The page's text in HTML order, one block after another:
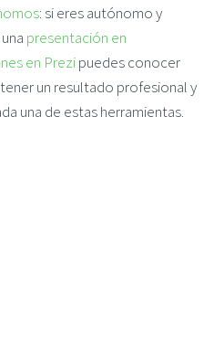
: si eres autónomo y
presentación en
en Prezipuedes conocer
un resultado profesional y
una de estas herramientas.